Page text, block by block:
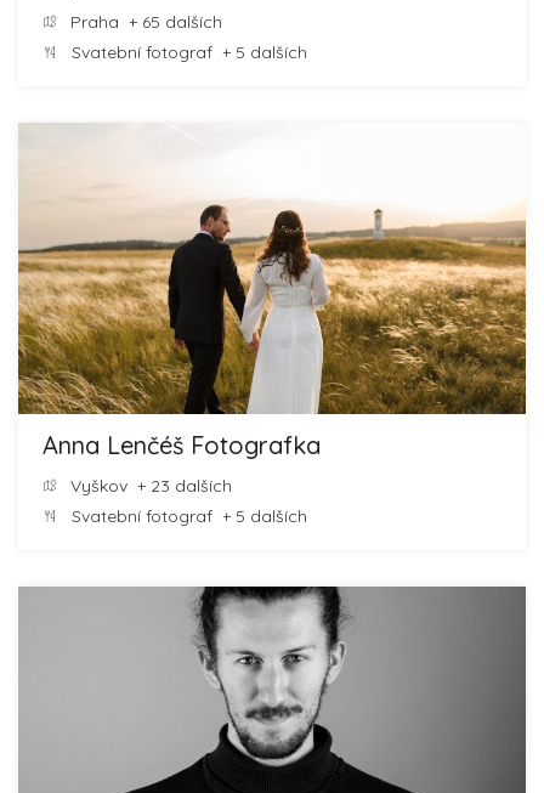
Praha + 65 dalších
Svatební fotograf + 5 dalších
Anna Lenčéš Fotografka
Vyškov + 23 dalších
Svatební fotograf + 5 dalších